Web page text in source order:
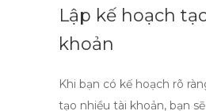
Lập kế hoạch
khoản
Khi bạn có kế hoạch rõ
tạo nhiều tài khoản, bạn